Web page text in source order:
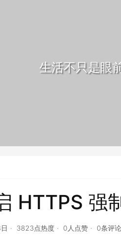
生活不只是眼
HTTPS 强
3823点热度 0人点赞 0条评论